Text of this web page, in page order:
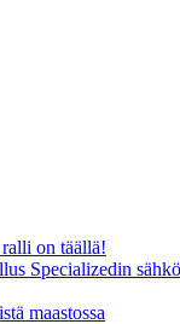
on täällä!
Specializedin
maastossa